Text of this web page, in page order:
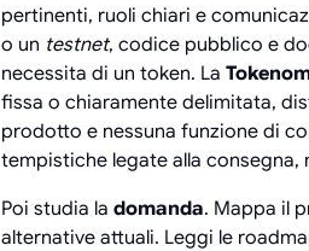
pertinenti, ruoli chiari e
o un testnet, codice pubblico e
necessita di un token. La
fissa o chiaramente delimitata,
prodotto e nessuna funzione di
tempistiche legate alla consegna,
Poi studia la domanda. Mappa il
alternative attuali. Leggi le